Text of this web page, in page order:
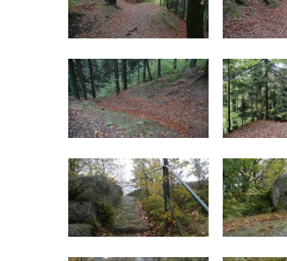
Hrad Jezdec
Hrad u Hvězdy
Hrad Bradlec
Hrad Kumburk
Hrad Klinštejn
Hrad Kvítkov
Hrad Milčany (Kickelsburg, nesprávně
Vítkovec)